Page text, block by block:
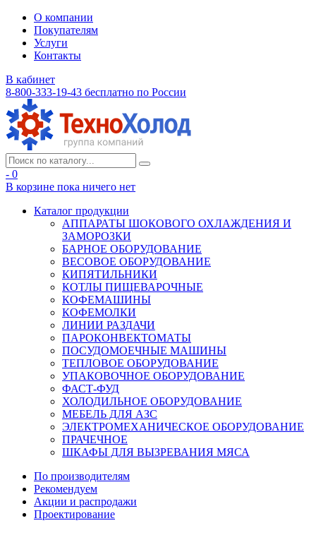
О компании
Покупателям
Услуги
Контакты
В кабинет
8-800-333-19-43 бесплатно по России
- 0
В корзине пока ничего нет
Каталог продукции
АППАРАТЫ ШОКОВОГО ОХЛАЖДЕНИЯ И
ЗАМОРОЗКИ
БАРНОЕ ОБОРУДОВАНИЕ
ВЕСОВОЕ ОБОРУДОВАНИЕ
КИПЯТИЛЬНИКИ
КОТЛЫ ПИЩЕВАРОЧНЫЕ
КОФЕМАШИНЫ
КОФЕМОЛКИ
ЛИНИИ РАЗДАЧИ
ПАРОКОНВЕКТОМАТЫ
ПОСУДОМОЕЧНЫЕ МАШИНЫ
ТЕПЛОВОЕ ОБОРУДОВАНИЕ
УПАКОВОЧНОЕ ОБОРУДОВАНИЕ
ФАСТ-ФУД
ХОЛОДИЛЬНОЕ ОБОРУДОВАНИЕ
МЕБЕЛЬ ДЛЯ АЗС
ЭЛЕКТРОМЕХАНИЧЕСКОЕ ОБОРУДОВАНИЕ
ПРАЧЕЧНОЕ
ШКАФЫ ДЛЯ ВЫЗРЕВАНИЯ МЯСА
По производителям
Рекомендуем
Акции и распродажи
Проектирование